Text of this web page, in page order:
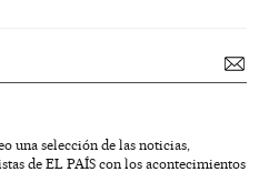
una selección de las noticias,
de EL PAÍS con los acontecimientos